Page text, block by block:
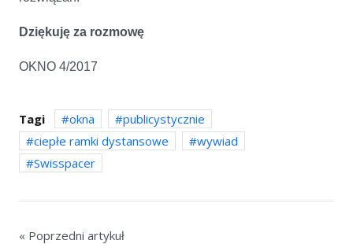
Dziękuję za rozmowę
OKNO 4/2017
Tagi okna
publicystycznie
ciepłe ramki dystansowe
wywiad
Swisspacer
« Poprzedni artykuł